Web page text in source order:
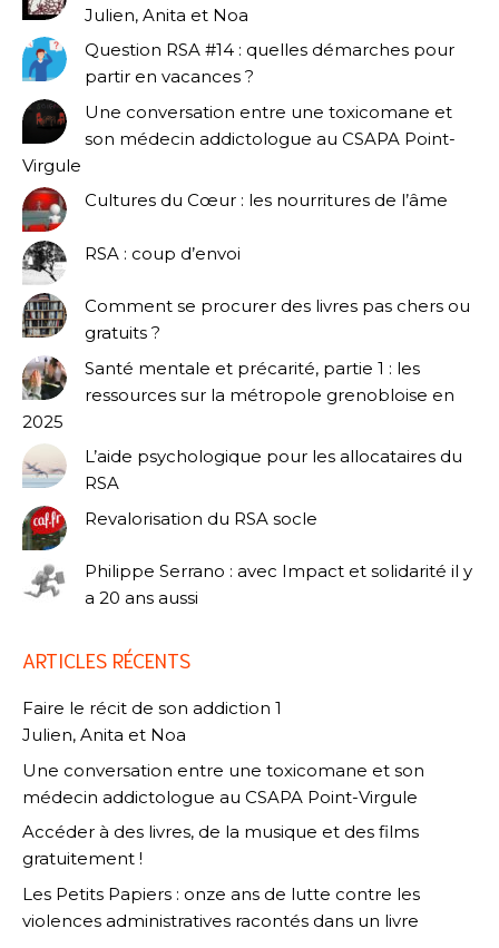
Julien, Anita et Noa
Question RSA #14 : quelles démarches pour
partir en vacances ?
Une conversation entre une toxicomane et
son médecin addictologue au CSAPA Point-
Virgule
Cultures du Cœur : les nourritures de l’âme
RSA : coup d’envoi
Comment se procurer des livres pas chers ou
gratuits ?
Santé mentale et précarité, partie 1 : les
ressources sur la métropole grenobloise en
2025
L’aide psychologique pour les allocataires du
RSA
Revalorisation du RSA socle
Philippe Serrano : avec Impact et solidarité il y
a 20 ans aussi
ARTICLES RÉCENTS
Faire le récit de son addiction 1
Julien, Anita et Noa
Une conversation entre une toxicomane et son
médecin addictologue au CSAPA Point-Virgule
Accéder à des livres, de la musique et des films
gratuitement !
Les Petits Papiers : onze ans de lutte contre les
violences administratives racontés dans un livre